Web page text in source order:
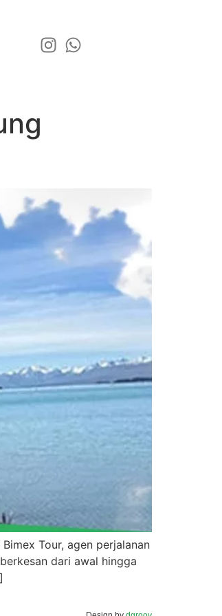
Tour, agen perjalanan
dari awal hingga